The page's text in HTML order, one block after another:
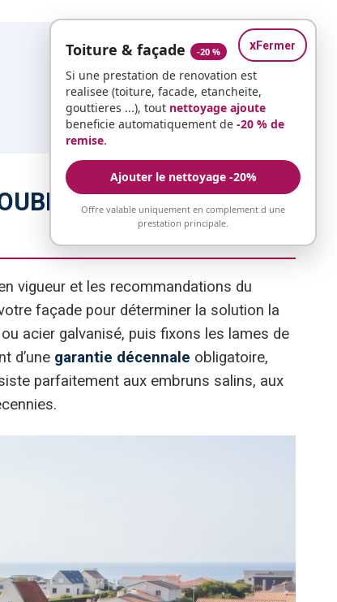
: MÉTHODE ET
vigueur et les recommandations du
façade pour déterminer la solution la
acier galvanisé, puis fixons les lames de
d’une garantie décennale obligatoire,
parfaitement aux embruns salins, aux
xFermer
Toiture & façade -20 %
Si une prestation de renovation est
realisee (toiture, facade, etancheite,
gouttieres ...), tout nettoyage ajoute
beneficie automatiquement de -20 % de
remise.
Ajouter le nettoyage -20%
Offre valable uniquement en complement d une
prestation principale.